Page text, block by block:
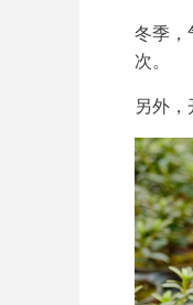
冬季，
次。
另外，